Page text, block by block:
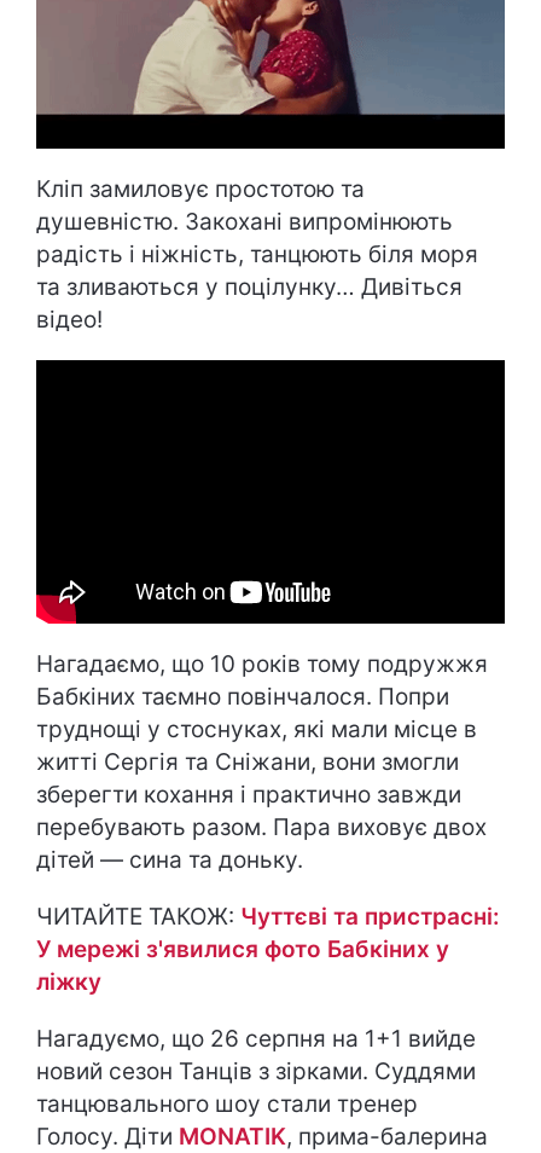
Кліп замиловує простотою та
душевністю. Закохані випромінюють
радість і ніжність, танцюють біля моря
та зливаються у поцілунку… Дивіться
відео!
Нагадаємо, що 10 років тому подружжя
Бабкіних таємно повінчалося. Попри
труднощі у стоснуках, які мали місце в
житті Сергія та Сніжани, вони змогли
зберегти кохання і практично завжди
перебувають разом. Пара виховує двох
дітей — сина та доньку.
ЧИТАЙТЕ ТАКОЖ: Чуттєві та пристрасні:
У мережі з'явилися фото Бабкіних у
ліжку
Нагадуємо, що 26 серпня на 1+1 вийде
новий сезон Танців з зірками. Суддями
танцювального шоу стали тренер
Голосу. Діти MONATIK, прима-балерина